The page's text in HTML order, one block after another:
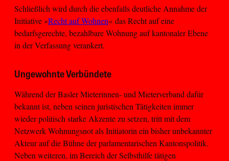
Schließlich wird durch die ebenfalls deutliche Annahme der
Initiative »Recht auf Wohnen« das Recht auf eine
bedarfsgerechte, bezahlbare Wohnung auf kantonaler Ebene
in der Verfassung verankert.
Ungewohnte Verbündete
Während der Basler Mieterinnen- und Mieterverband dafür
bekannt ist, neben seinen juristischen Tätigkeiten immer
wieder politisch starke Akzente zu setzen, tritt mit dem
Netzwerk Wohnungsnot als Initiatorin ein bisher unbekannter
Akteur auf die Bühne der parlamentarischen Kantonspolitik.
Neben weiteren, im Bereich der Selbsthilfe tätigen